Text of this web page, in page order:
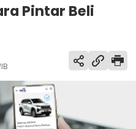
Pintar Beli